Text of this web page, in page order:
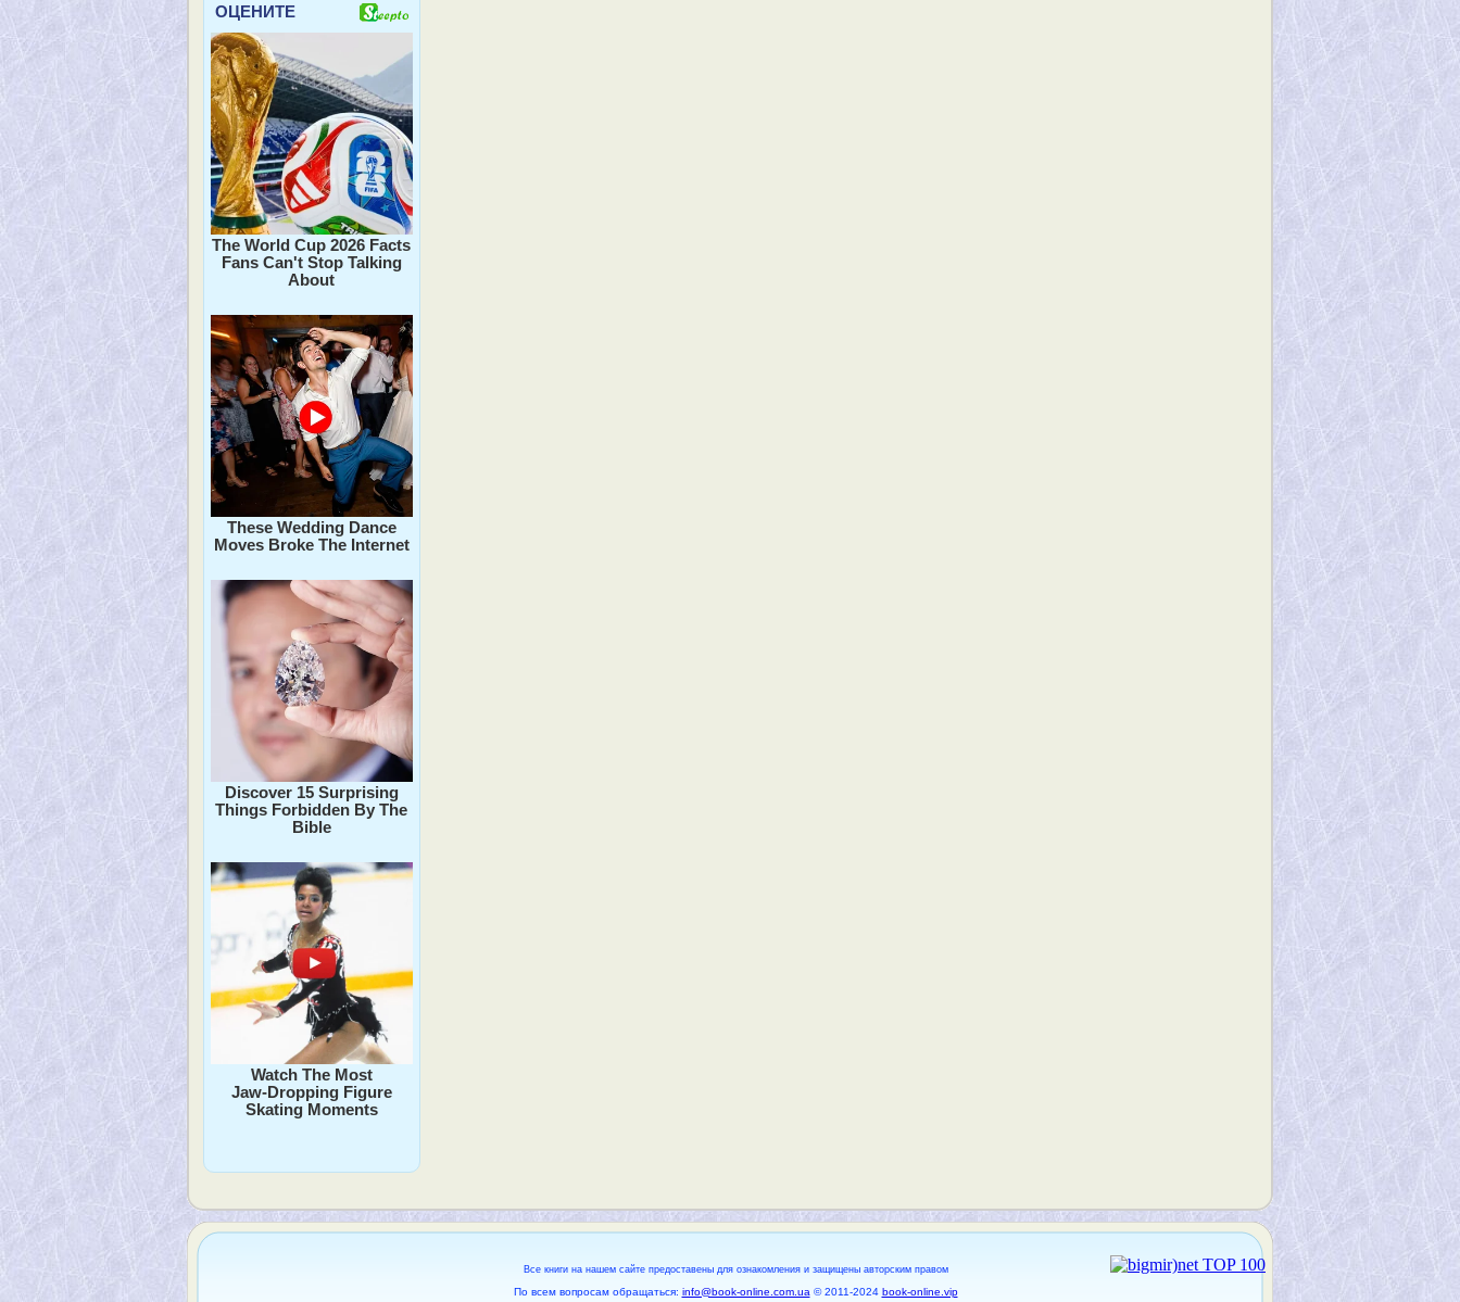
ОЦЕНИТЕ
The World Cup 2026 Facts
Fans Can't Stop Talking
About
These Wedding Dance
Moves Broke The Internet
Discover 15 Surprising
Things Forbidden By The
Bible
Watch The Most
Jaw‑Dropping Figure
Skating Moments
Все книги на нашем сайте предоставены для ознакомления и защищены авторским правом
По всем вопросам обращаться: info@book-online.com.ua © 2011-2024 book-online.vip